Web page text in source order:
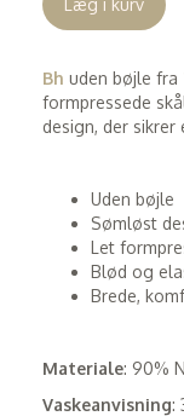
Bh uden bøjle fra
formpressede
design, der
Uden bøjle
Sømløst
Let
Blød og
Brede,
Materiale: 90%
Vaskeanvisning: